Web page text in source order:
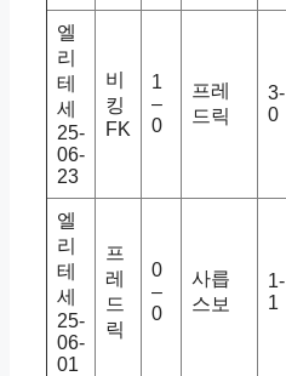
엘
리
테
세
25-
06-
23
비
킹
FK
1
–
0
프레
드릭
3-
0
엘
리
테
세
25-
06-
01
프
레
드
릭
0
–
0
사릅
스보
1-
1